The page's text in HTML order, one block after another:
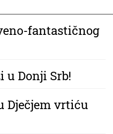
fantastičnog
u Donji Srb!
Dječjem vrtiću